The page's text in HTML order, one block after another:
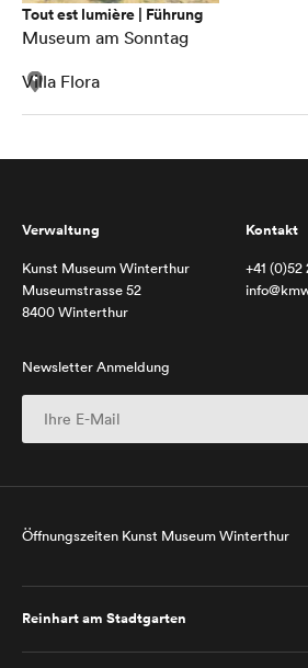
Tout est lumière | Führung
Museum am Sonntag
Villa Flora
Verwaltung
Kunst Museum Winterthur
Museumstrasse 52
8400 Winterthur
Kontakt
+41 (0)52
Newsletter Anmeldung
Öffnungszeiten Kunst Museum Winterthur
Reinhart am Stadtgarten